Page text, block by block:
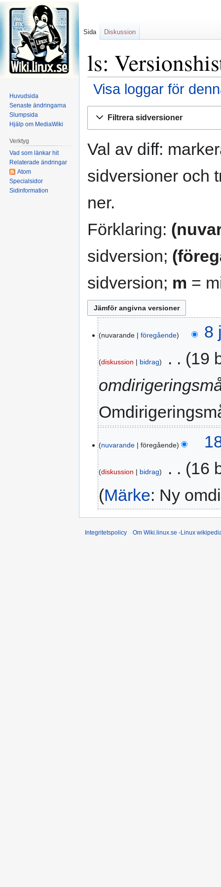
ls:
Visa loggar för
Filtrera sidversioner
Val av diff:
sidversioner och
ner.
Förklaring:
sidversion;
sidversion; m =
juni
2025
nuvarande föregående 8
diskussion bidrag
19
augusti
2024
nuvarande föregående
diskussion bidrag
16
Märke: Ny
Sida Diskussion
Huvudsida
Senaste ändringarna
Slumpsida
Hjälp om MediaWiki
Verktyg
Vad som länkar hit
Relaterade ändringar
Atom
Specialsidor
Sidinformation
Integritetspolicy Om Wiki.linux.se -Linux